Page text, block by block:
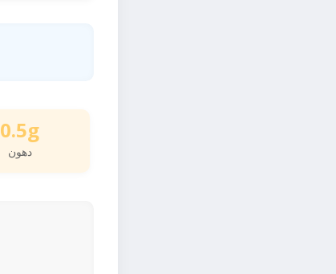
0.5g
دهون